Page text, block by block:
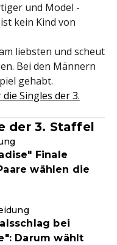
und Model -
kein Kind von
liebsten und scheut
Bei den Männern
gehabt.
Singles der 3.
der 3. Staffel
Finale
wählen die
bei
Darum wählt